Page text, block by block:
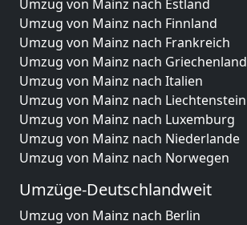
Umzug von Mainz nach Estland
Umzug von Mainz nach Finnland
Umzug von Mainz nach Frankreich
Umzug von Mainz nach Griechenland
Umzug von Mainz nach Italien
Umzug von Mainz nach Liechtenstein
Umzug von Mainz nach Luxemburg
Umzug von Mainz nach Niederlande
Umzug von Mainz nach Norwegen
Umzüge-Deutschlandweit
Umzug von Mainz nach Berlin